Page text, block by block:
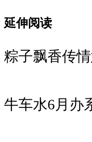
延伸阅读
粽子飘香传
牛车水6月办